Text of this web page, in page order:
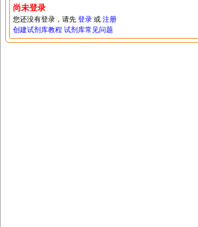
尚未登录
您还没有登录，请先 登录或 注册
创建试剂库教程 试剂库常见问题